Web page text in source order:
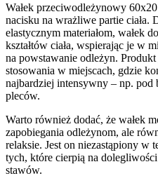
Wałek przeciwodleżynowy
nacisku na wrażliwe partie
elastycznym materiałom, wałek
kształtów ciała, wspierając je w
na powstawanie odleżyn.
stosowania w miejscach, gdzie
najbardziej intensywny – np. pod
pleców.
Warto również dodać, że wałek
zapobiegania odleżynom, ale
relaksie. Jest on niezastąpiony w
tych, które cierpią na
stawów.